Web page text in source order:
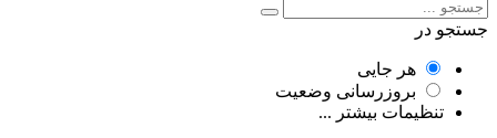
جستجو در
هر جایی
بروزرسانی وضعیت
تنظیمات بیشتر ...